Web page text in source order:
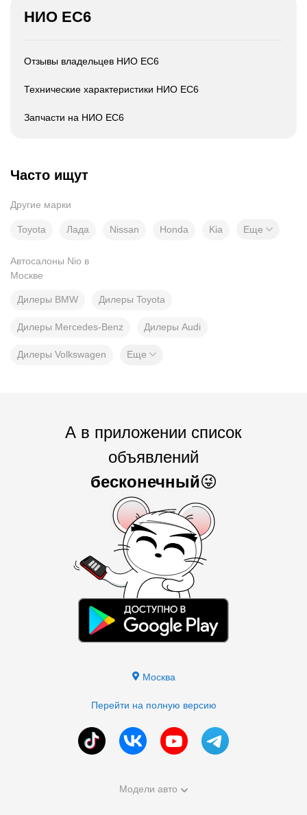
НИО ЕС6
Отзывы владельцев НИО ЕС6
Технические характеристики НИО ЕС6
Запчасти на НИО ЕС6
Часто ищут
Другие марки
Toyota Лада Nissan Honda Kia Еще
Автосалоны Nio в
Москве
Дилеры BMW Дилеры Toyota
Дилеры Mercedes-Benz Дилеры Audi
Дилеры Volkswagen Еще
А в приложении список
объявлений
бесконечный😜
Москва
Перейти на полную версию
Модели авто